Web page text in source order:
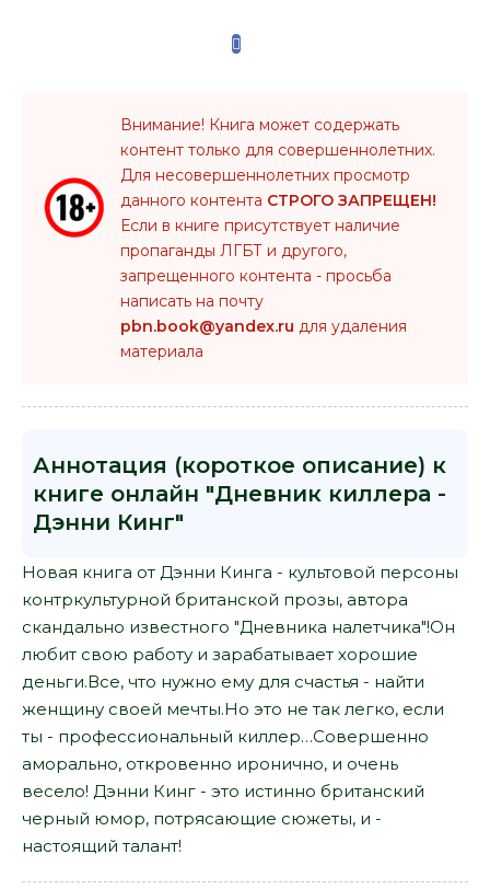
Внимание! Книга может содержать
контент только для совершеннолетних.
Для несовершеннолетних просмотр
данного контента СТРОГО ЗАПРЕЩЕН!
Если в книге присутствует наличие
пропаганды ЛГБТ и другого,
запрещенного контента - просьба
написать на почту
pbn.book@yandex.ru для удаления
материала
Аннотация (короткое описание) к
книге онлайн "Дневник киллера -
Дэнни Кинг"
Новая книга от Дэнни Кинга - культовой персоны
контркультурной британской прозы, автора
скандально известного "Дневника налетчика"!Он
любит свою работу и зарабатывает хорошие
деньги.Все, что нужно ему для счастья - найти
женщину своей мечты.Но это не так легко, если
ты - профессиональный киллер…Совершенно
аморально, откровенно иронично, и очень
весело! Дэнни Кинг - это истинно британский
черный юмор, потрясающие сюжеты, и -
настоящий талант!